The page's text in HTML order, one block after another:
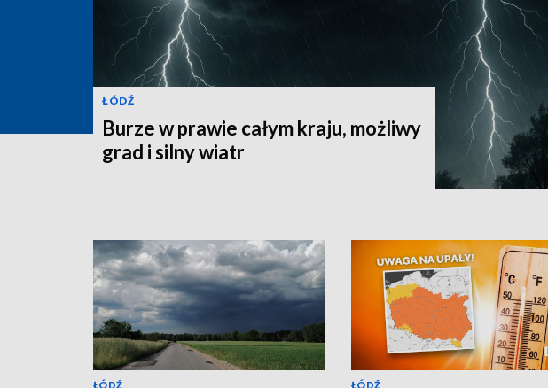
ŁÓDŹ
Burze w prawie całym kraju, możliwy
grad i silny wiatr
ŁÓDŹ ŁÓDŹ